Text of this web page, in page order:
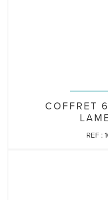
COFFRET
REF :